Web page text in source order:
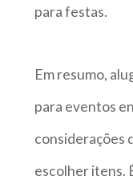
para festas.
Em resumo,
para eventos
considerações
escolher itens.